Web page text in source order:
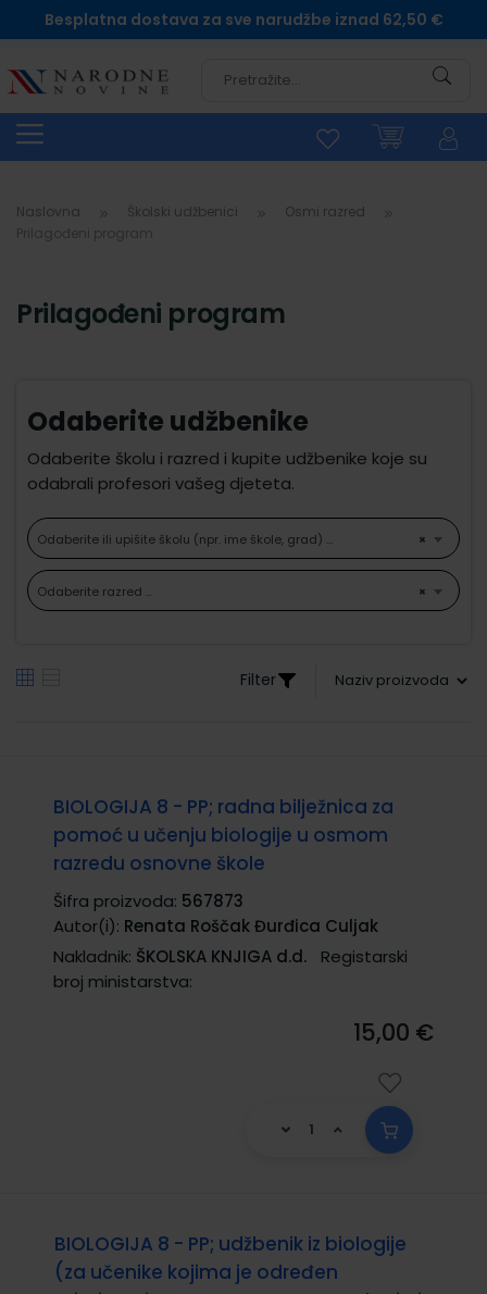
Besplatna dostava za sve narudžbe iznad 62,50 €
Naslovna Školski udžbenici
Osmi razred
Prilagođeni program
Odaberite udžbenike
Odaberite školu i razred i kupite udžbenike koje su
odabrali profesori vašeg djeteta.
×
Odaberite ili upišite školu (npr. ime škole, grad) ...
×
Odaberite razred ...
Filter
BIOLOGIJA 8 - PP; radna bilježnica za
pomoć u učenju biologije u osmom
razredu osnovne škole
Šifra proizvoda: 567873
Autor(i): Renata Roščak Đurđica Culjak
Nakladnik: ŠKOLSKA KNJIGA d.d.
Registarski
broj ministarstva:
15,00 €
BIOLOGIJA 8 - PP; udžbenik iz biologije
(za učenike kojima je određen